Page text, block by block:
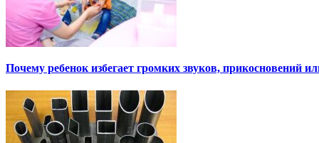
Почему ребенок избегает громких звуков, прикосновений